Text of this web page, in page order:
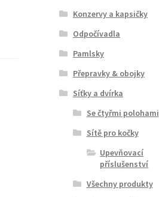
Konzervy a kapsičky
Odpočívadla
Pamlsky
Přepravky & obojky
Síťky a dvírka
Se čtyřmi polohami
Sítě pro kočky
Upevňovací
příslušenství
Všechny produkty